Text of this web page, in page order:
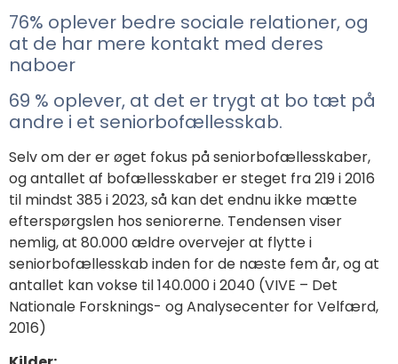
76% oplever bedre sociale relationer, og
at de har mere kontakt med deres
naboer
69 % oplever, at det er trygt at bo tæt på
andre i et seniorbofællesskab.
Selv om der er øget fokus på seniorbofællesskaber,
og antallet af bofællesskaber er steget fra 219 i 2016
til mindst 385 i 2023, så kan det endnu ikke mætte
efterspørgslen hos seniorerne. Tendensen viser
nemlig, at 80.000 ældre overvejer at flytte i
seniorbofællesskab inden for de næste fem år, og at
antallet kan vokse til 140.000 i 2040 (VIVE – Det
Nationale Forsknings- og Analysecenter for Velfærd,
2016)